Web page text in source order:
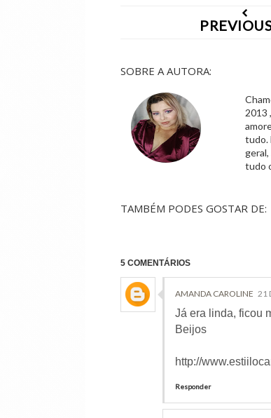
SOBRE A AUTORA:
2013
tudo.
tudo
TAMBÉM PODES GOSTAR DE:
5 COMENTÁRIOS
AMANDA CAROLINE 21
Já era linda, ficou
Beijos
http://
Responder